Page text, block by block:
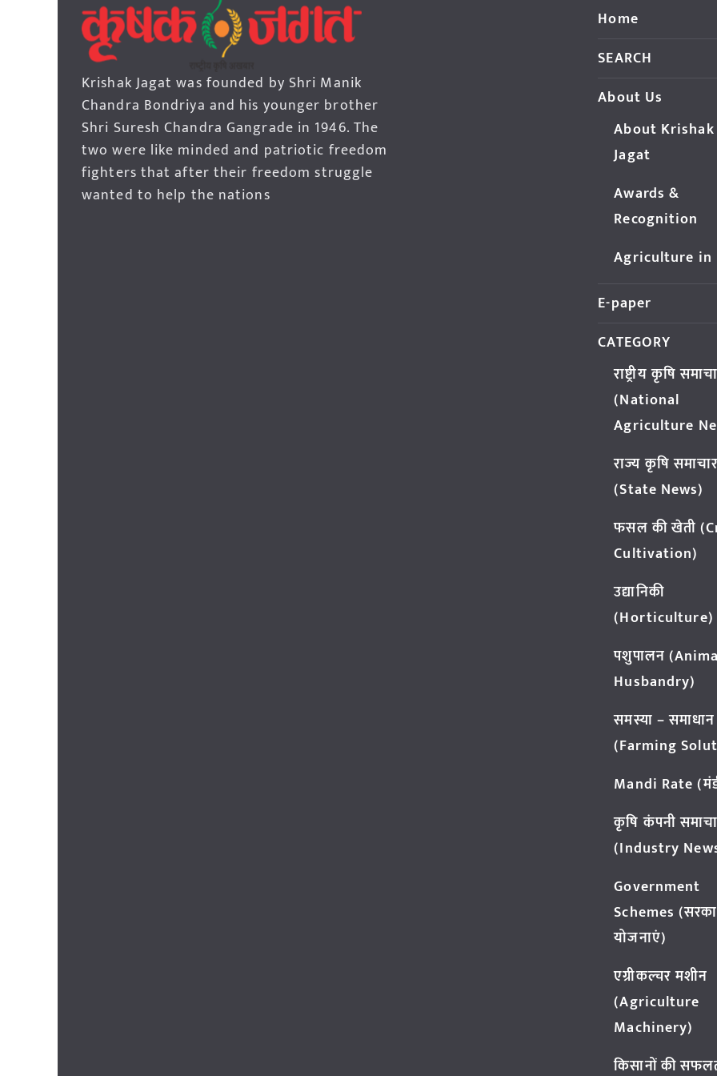
Krishak Jagat was founded by Shri Manik
Chandra Bondriya and his younger brother
Shri Suresh Chandra Gangrade in 1946. The
two were like minded and patriotic freedom
fighters that after their freedom struggle
wanted to help the nations
Home
SEARCH
About Us
About Krishak
Jagat
Awards &
Recognition
Agriculture in
E-paper
CATEGORY
राष्ट्रीय कृषि
(National
Agriculture
राज्य कृषि समाचार
(State News)
फसल की खेती
Cultivation)
उद्यानिकी
(Horticulture)
पशुपालन
Husbandry)
समस्या – समाधान
(Farming
Mandi Rate
कृषि कंपनी
(Industry
Government
Schemes
योजनाएं)
एग्रीकल्चर मशीन
(Agriculture
Machinery)
किसानों की